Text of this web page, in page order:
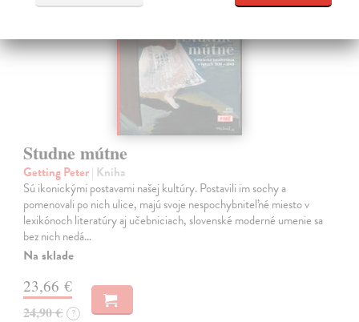
Studne mútne
Getting Peter| Kniha
Sú ikonickými postavami našej kultúry. Postavili im sochy a
pomenovali po nich ulice, majú svoje nespochybniteľné miesto v
lexikónoch literatúry aj učebniciach, slovenské moderné umenie sa
bez nich nedá…
Na sklade
23,66 €
24,90 € ?